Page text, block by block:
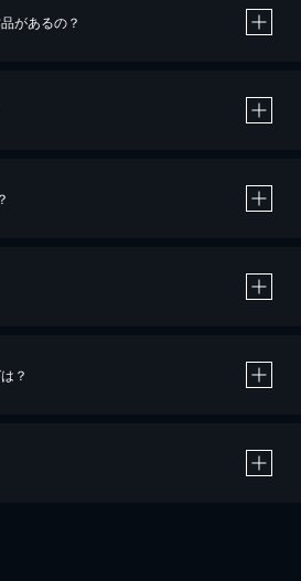
があるの？
ットカード決済による作品の購入 / レンタルです。
品の購入 / レンタルは、20％のポイント還元です。
？